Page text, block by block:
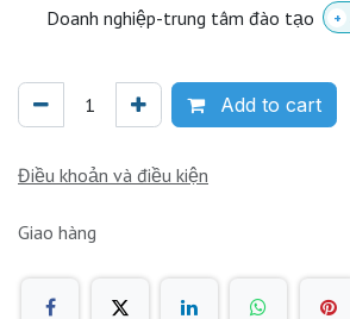
Doanh nghiệp-trung tâm đào tạo +
Add to cart
Điều khoản và điều kiện
Giao hàng